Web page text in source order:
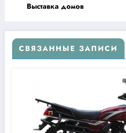
Выставка домов
СВЯЗАННЫЕ ЗАПИСИ